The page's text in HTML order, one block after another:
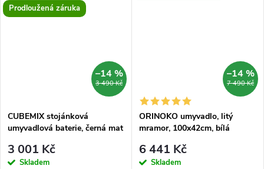
Prodloužená záruka
3 490 Kč
–14 %
CUBEMIX stojánková
umyvadlová baterie, černá mat
3 001 Kč
Skladem
7 490 Kč
–14 %
ORINOKO umyvadlo, litý
mramor, 100x42cm, bílá
6 441 Kč
Skladem